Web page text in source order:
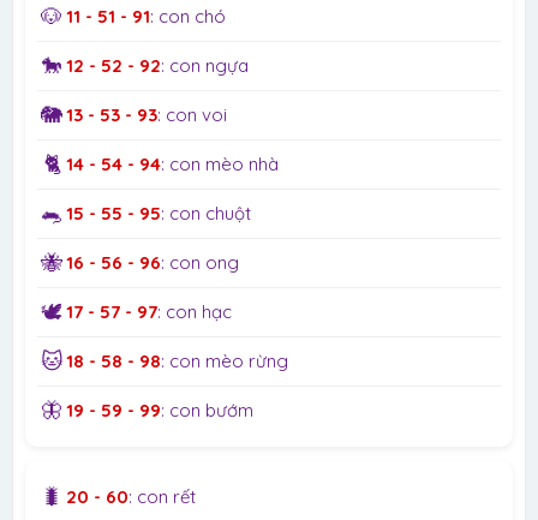
🐶 11 - 51 - 91: con chó
🐎 12 - 52 - 92: con ngựa
🐘13 - 53 - 93: con voi
🐈 14 - 54 - 94: con mèo nhà
🐀 15 - 55 - 95: con chuột
🐝16 - 56 - 96: con ong
🕊️17 - 57 - 97: con hạc
🐱18 - 58 - 98: con mèo rừng
🦋 19 - 59 - 99: con bướm
🐛 20 - 60: con rết